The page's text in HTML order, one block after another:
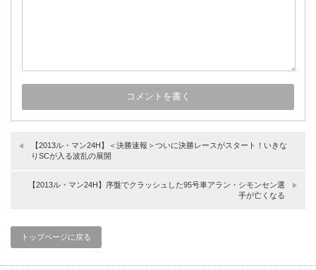
【2013ル・マン24H】＜決勝速報＞ついに決勝レースがスタート！いきな
りSCが入る波乱の展開
【2013ル・マン24H】序盤でクラッシュした95号車アラン・シモンセン選
手が亡くなる
トップページに戻る